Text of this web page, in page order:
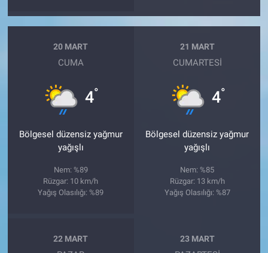
20 MART
CUMA
4°
Bölgesel düzensiz yağmur
yağışlı
Nem: %89
Rüzgar: 10 km/h
Yağış Olasılığı: %89
21 MART
CUMARTESI
4°
Bölgesel düzensiz yağmur
yağışlı
Nem: %85
Rüzgar: 13 km/h
Yağış Olasılığı: %87
22 MART 23 MART